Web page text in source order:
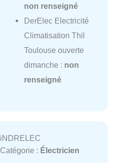
non renseigné
DerElec Electricité
Climatisation Thil
Toulouse ouverte
dimanche : non
renseigné
iNDRELEC
Catégorie : Électricien